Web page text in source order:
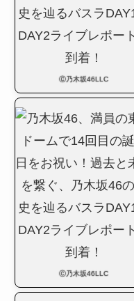
Ⓒ乃木坂46LLC
Ⓒ乃木坂46LLC